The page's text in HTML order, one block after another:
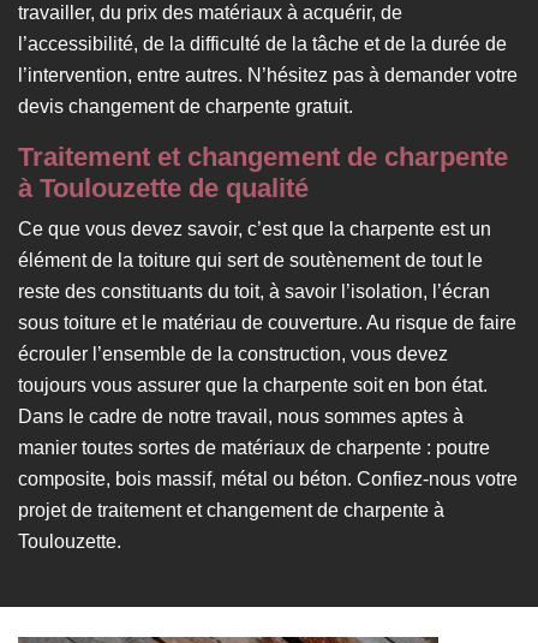
travailler, du prix des matériaux à acquérir, de
l’accessibilité, de la difficulté de la tâche et de la durée de
l’intervention, entre autres. N’hésitez pas à demander votre
devis changement de charpente gratuit.
Traitement et changement de charpente
à Toulouzette de qualité
Ce que vous devez savoir, c’est que la charpente est un
élément de la toiture qui sert de soutènement de tout le
reste des constituants du toit, à savoir l’isolation, l’écran
sous toiture et le matériau de couverture. Au risque de faire
écrouler l’ensemble de la construction, vous devez
toujours vous assurer que la charpente soit en bon état.
Dans le cadre de notre travail, nous sommes aptes à
manier toutes sortes de matériaux de charpente : poutre
composite, bois massif, métal ou béton. Confiez-nous votre
projet de traitement et changement de charpente à
Toulouzette.